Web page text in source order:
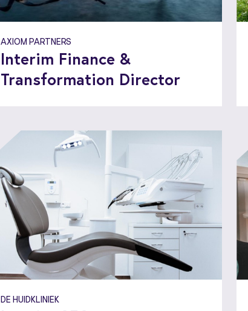
AXIOM PARTNERS
Interim Finance &
Transformation Director
DE HUIDKLINIEK